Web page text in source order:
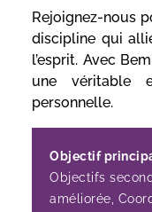
Rejoignez-nous
discipline qui
l’esprit. Avec
une véritable
personnelle.
Objectif
Objectifs
améliorée,